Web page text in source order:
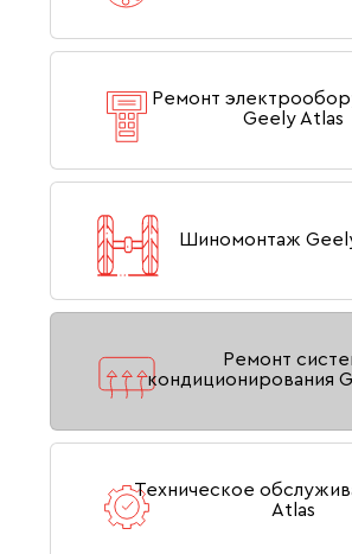
Ремонт
Geely Atlas
Шиномонтаж
Ремонт
кондиционирования
Техническое
Atlas